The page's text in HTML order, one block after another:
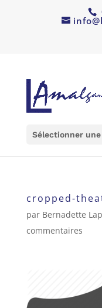
Sélectionner une
cropped-
par Bernadette
commentaires